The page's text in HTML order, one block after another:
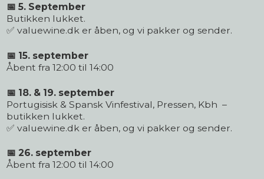
📅 5. September
Butikken lukket.
✅ valuewine.dk er åben, og vi pakker og sender.
📅 15. september
Åbent fra 12:00 til 14:00
📅 18. & 19. september
Portugisisk & Spansk Vinfestival, Pressen, Kbh –
butikken lukket.
✅ valuewine.dk er åben, og vi pakker og sender.
📅 26. september
Åbent fra 12:00 til 14:00